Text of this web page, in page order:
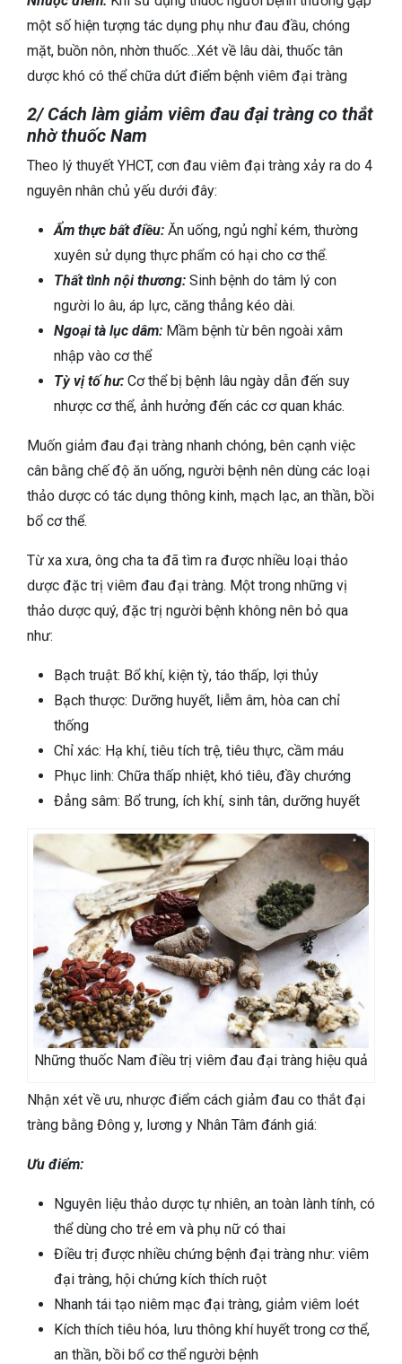
một số hiện tượng tác dụng phụ như đau đầu, chóng
mặt, buồn nôn, nhờn thuốc…Xét về lâu dài, thuốc tân
dược khó có thể chữa dứt điểm bệnh viêm đại tràng
2/ Cách làm giảm viêm đau đại tràng co thắt
nhờ thuốc Nam
Theo lý thuyết YHCT, cơn đau viêm đại tràng xảy ra do 4
nguyên nhân chủ yếu dưới đây:
Ẩm thực bất điều: Ăn uống, ngủ nghỉ kém, thường
xuyên sử dụng thực phẩm có hại cho cơ thể.
Thất tình nội thương: Sinh bệnh do tâm lý con
người lo âu, áp lực, căng thẳng kéo dài.
Ngoại tà lục dâm: Mầm bệnh từ bên ngoài xâm
nhập vào cơ thể
Tỳ vị tố hư: Cơ thể bị bệnh lâu ngày dẫn đến suy
nhược cơ thể, ảnh hưởng đến các cơ quan khác.
Muốn giảm đau đại tràng nhanh chóng, bên cạnh việc
cân bằng chế độ ăn uống, người bệnh nên dùng các loại
thảo dược có tác dụng thông kinh, mạch lạc, an thần, bồi
bổ cơ thể.
Từ xa xưa, ông cha ta đã tìm ra được nhiều loại thảo
dược đặc trị viêm đau đại tràng. Một trong những vị
thảo dược quý, đặc trị người bệnh không nên bỏ qua
như:
Bạch truật: Bổ khí, kiện tỳ, táo thấp, lợi thủy
Bạch thược: Dưỡng huyết, liễm âm, hòa can chỉ
thống
Chỉ xác: Hạ khí, tiêu tích trệ, tiêu thực, cầm máu
Phục linh: Chữa thấp nhiệt, khó tiêu, đầy chướng
Đẳng sâm: Bổ trung, ích khí, sinh tân, dưỡng huyết
Những thuốc Nam điều trị viêm đau đại tràng hiệu quả
Nhận xét về ưu, nhược điểm cách giảm đau co thắt đại
tràng bằng Đông y, lương y Nhân Tâm đánh giá:
Ưu điểm:
Nguyên liệu thảo dược tự nhiên, an toàn lành tính, có
thể dùng cho trẻ em và phụ nữ có thai
Điều trị được nhiều chứng bệnh đại tràng như: viêm
đại tràng, hội chứng kích thích ruột
Nhanh tái tạo niêm mạc đại tràng, giảm viêm loét
Kích thích tiêu hóa, lưu thông khí huyết trong cơ thể,
an thần, bồi bổ cơ thể người bệnh